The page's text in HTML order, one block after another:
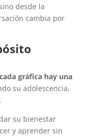
desde la
cambia por
gráfica hay una
su adolescencia,
su bienestar
y aprender sin